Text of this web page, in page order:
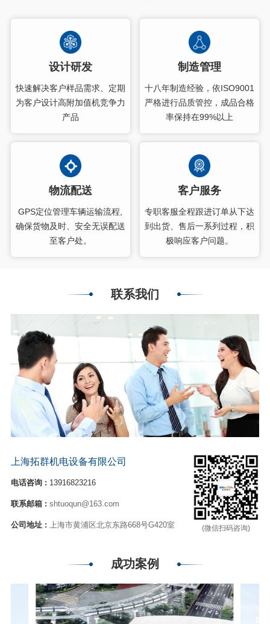
设计研发
快速解决客户样品需求、定期
为客户设计高附加值机竞争力
产品
制造管理
十八年制造经验，依ISO9001
严格进行品质管控，成品合格
率保持在99%以上
物流配送
GPS定位管理车辆运输流程,
确保货物及时、安全无误配送
至客户处。
客户服务
专职客服全程跟进订单从下达
到出货、售后一系列过程，积
极响应客户问题。
联系我们
上海拓群机电设备有限公司
电话咨询 : 13916823216
联系邮箱 : shtuoqun@163.com
公司地址 : 上海市黄浦区北京东路668号G420室 (微信扫码咨询)
成功案例